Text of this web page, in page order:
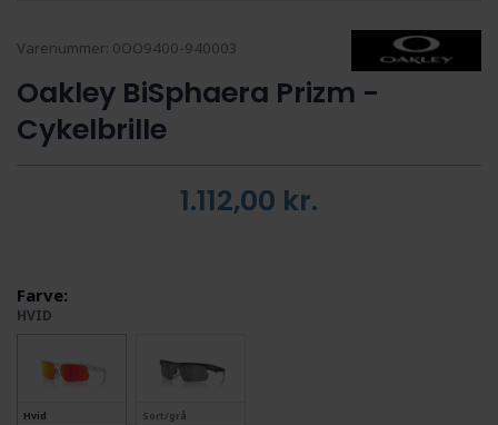
Varenummer: 0OO9400-940003
Oakley BiSphaera Prizm -
Cykelbrille
1.112,00 kr.
Farve:
HVID
Hvid Sort/grå